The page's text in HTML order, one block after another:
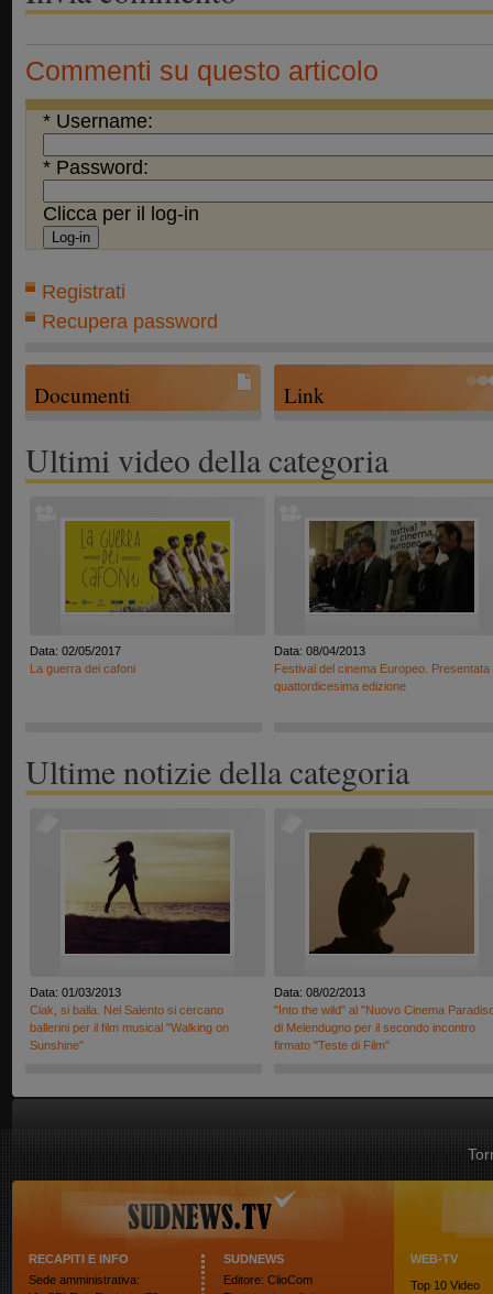
Commenti su questo articolo
* Username:
* Password:
Clicca per il log-in
Registrati
Recupera password
Documenti Link
Ultimi video della categoria
Data: 02/05/2017
La guerra dei cafoni
Data: 08/04/2013
Festival del cinema Europeo. Presentata
quattordicesima edizione
Ultime notizie della categoria
Data: 01/03/2013
Ciak, si balla. Nel Salento si cercano
ballerini per il film musical "Walking on
Sunshine"
Data: 08/02/2013
"Into the wild" al "Nuovo Cinema
di Melendugno per il secondo incontro
firmato "Teste di Film"
RECAPITI E INFO
Sede amministrativa:
SUDNEWS
Editore: ClioCom
WEB-TV
Top 10 Video